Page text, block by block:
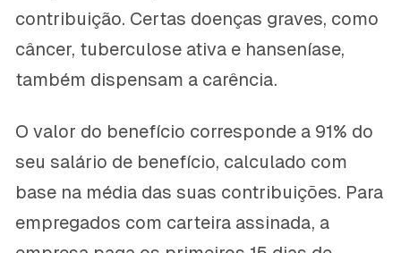
contribuição. Certas doenças graves, como
câncer, tuberculose ativa e hanseníase,
também dispensam a carência.
O valor do benefício corresponde a 91% do
seu salário de benefício, calculado com
base na média das suas contribuições. Para
empregados com carteira assinada, a